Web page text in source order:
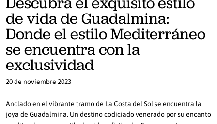
de vida de Guadalmina:
Donde el estilo Mediterráneo
se encuentra con la
exclusividad
20 de noviembre 2023
Anclado en el vibrante tramo de La Costa del Sol se encuentra la
joya de Guadalmina. Un destino codiciado venerado por su encanto